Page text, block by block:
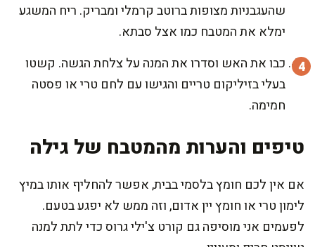
שהעגבניות מצופות ברוטב קרמלי ומבריק. ריח המשגע
ימלא את המטבח כמו אצל סבתא.
כבו את האש וסדרו את המנה על צלחת הגשה. קשטו
בעלי בזיליקום טריים והגישו עם לחם טרי או פסטה
חמימה.
טיפים והערות מהמטבח של גילה
אם אין לכם חומץ בלסמי בבית, אפשר להחליף אותו במיץ
לימון טרי או חומץ יין אדום, וזה ממש לא יפגע בטעם.
לפעמים אני מוסיפה גם קורט צ'ילי גרוס כדי לתת למנה